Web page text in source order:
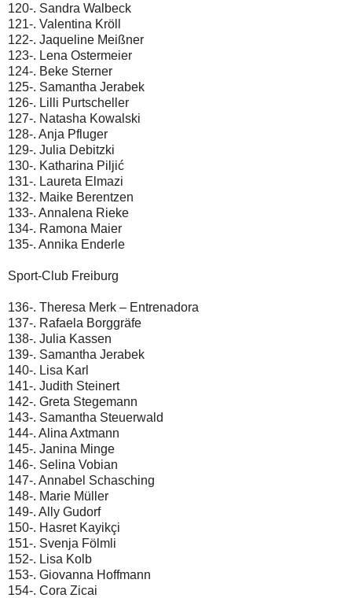
120-. Sandra Walbeck
121-. Valentina Kröll
122-. Jaqueline Meißner
123-. Lena Ostermeier
124-. Beke Sterner
125-. Samantha Jerabek
126-. Lilli Purtscheller
127-. Natasha Kowalski
128-. Anja Pfluger
129-. Julia Debitzki
130-. Katharina Piljić
131-. Laureta Elmazi
132-. Maike Berentzen
133-. Annalena Rieke
134-. Ramona Maier
135-. Annika Enderle
Sport-Club Freiburg
136-. Theresa Merk – Entrenadora
137-. Rafaela Borggräfe
138-. Julia Kassen
139-. Samantha Jerabek
140-. Lisa Karl
141-. Judith Steinert
142-. Greta Stegemann
143-. Samantha Steuerwald
144-. Alina Axtmann
145-. Janina Minge
146-. Selina Vobian
147-. Annabel Schasching
148-. Marie Müller
149-. Ally Gudorf
150-. Hasret Kayikçi
151-. Svenja Fölmli
152-. Lisa Kolb
153-. Giovanna Hoffmann
154-. Cora Zicai